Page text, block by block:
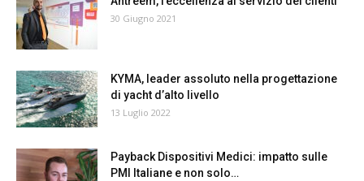
30 Giugno 2021
KYMA, leader assoluto nella progettazione
di yacht d’alto livello
13 Luglio 2022
Payback Dispositivi Medici: impatto sulle
PMI Italiane e non solo…